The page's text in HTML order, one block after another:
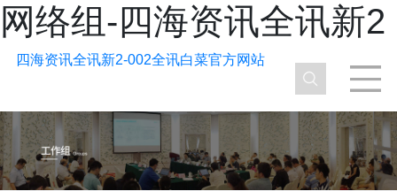
网络组-四海资讯全讯新2
四海资讯全讯新2-002全讯白菜官方网站